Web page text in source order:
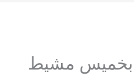
بخميس مشيط